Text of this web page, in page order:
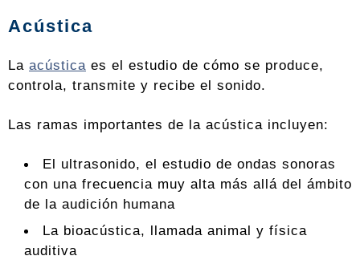
Acústica
La acústica es el estudio de cómo se produce,
controla, transmite y recibe el sonido.
Las ramas importantes de la acústica incluyen:
El ultrasonido, el estudio de ondas sonoras
con una frecuencia muy alta más allá del ámbito
de la audición humana
La bioacústica, llamada animal y física
auditiva